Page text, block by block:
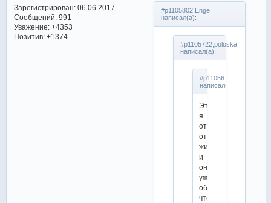
Зарегистрирован: 06.06.2017
Сообщений:991
Уважение: +4353
Позитив: +1374
#p1105802,Enge
написал(а):
#p1105722,poloska
написал(а):
#p1105679,Natalia
написал(а):
Это
я
отстала
от
жизни,
и
он
уже
объявил,
что